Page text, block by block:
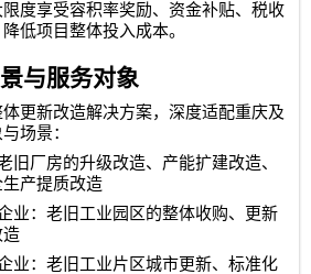
度享受容积率奖励、资金补贴、税收
低项目整体投入成本。
与服务对象
更新改造解决方案，深度适配重庆及
场景：
旧厂房的升级改造、产能扩建改造、
产提质改造
业：老旧工业园区的整体收购、更新
造
业：老旧工业片区城市更新、标准化